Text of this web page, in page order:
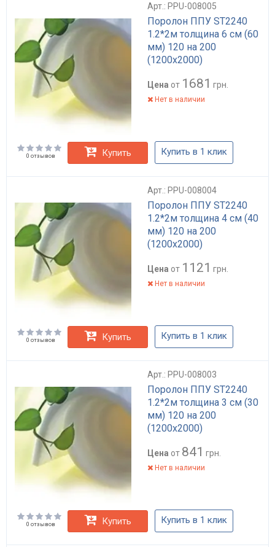
Арт.: PPU-008005
Поролон ППУ ST2240
1.2*2м толщина 6 см (60
мм) 120 на 200
(1200х2000)
Цена от 1681 грн.
Нет в наличии
0 отзывов Купить Купить в 1 клик
Арт.: PPU-008004
Поролон ППУ ST2240
1.2*2м толщина 4 см (40
мм) 120 на 200
(1200х2000)
Цена от 1121 грн.
Нет в наличии
0 отзывов Купить Купить в 1 клик
Арт.: PPU-008003
Поролон ППУ ST2240
1.2*2м толщина 3 см (30
мм) 120 на 200
(1200х2000)
Цена от 841 грн.
Нет в наличии
0 отзывов Купить Купить в 1 клик